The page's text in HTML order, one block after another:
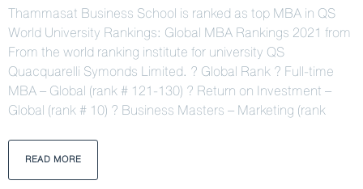
Thammasat Business School is ranked as top MBA in QS
World University Rankings: Global MBA Rankings 2021 from
From the world ranking institute for university QS
Quacquarelli Symonds Limited. ? Global Rank ? Full-time
MBA – Global (rank # 121-130) ? Return on Investment –
Global (rank # 10) ? Business Masters – Marketing (rank
READ MORE